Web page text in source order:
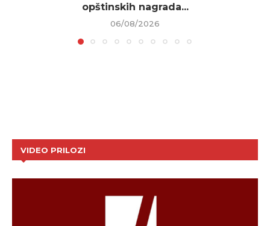
opštinskih nagrada...
06/08/2026
VIDEO PRILOZI